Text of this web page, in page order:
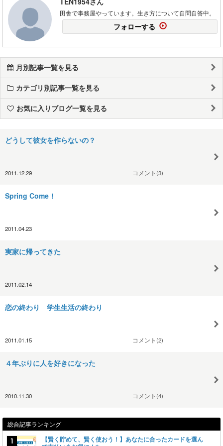
田舎で事務屋やっています。生き方について自問自答中。
フォローする
月別記事一覧を見る
カテゴリ別記事一覧を見る
お気に入りブログ一覧を見る
どうして彼女を作らないの？
2011.12.29 コメント(3)
Spring Come！
2011.04.23
実家に帰ってきた
2011.02.14
恋の終わり 学生生活の終わり
2011.01.15 コメント(2)
４年ぶりに人を好きになった
2010.11.30 コメント(4)
総合記事ランキング
【賢く貯めて、賢く使おう！】あなたに合ったカードを選ん